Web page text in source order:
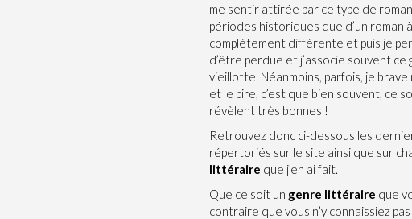
me sentir attirée par ce type de
périodes historiques que d’un roman
complètement différente et puis je
d’être perdue et j’associe souvent
vieillotte. Néanmoins, parfois, je
et le pire, c’est que bien souvent, ce
révèlent très bonnes !
Retrouvez donc ci-dessous les
répertoriés sur le site ainsi que sur
littéraire que j’en ai fait.
Que ce soit un genre littéraire que
contraire que vous n’y connaissiez